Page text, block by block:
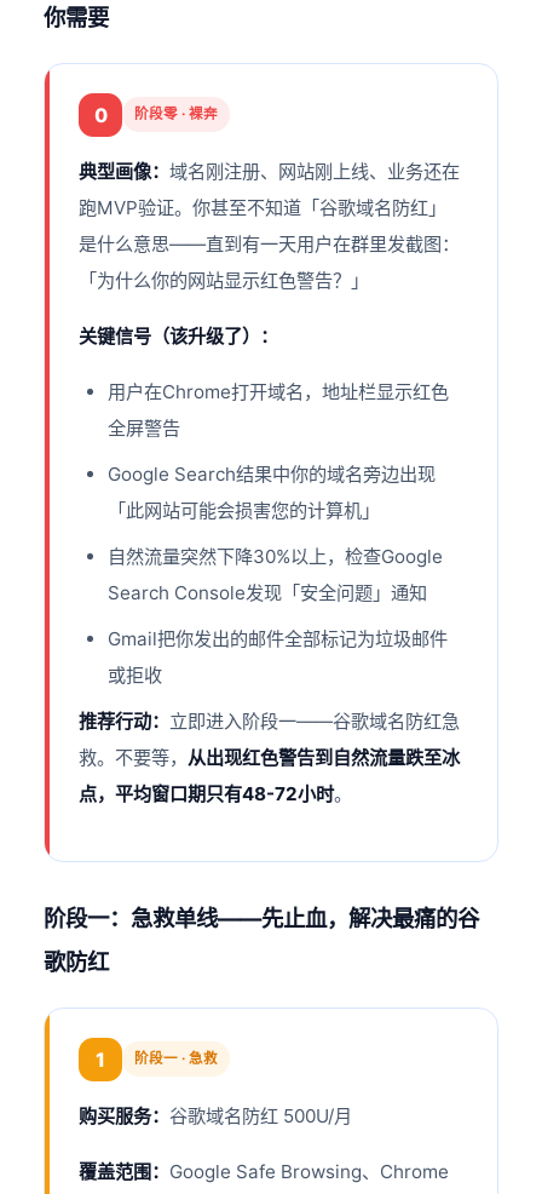
你需要
0 阶段零 · 裸奔
典型画像：域名刚注册、网站刚上线、业务还在
跑MVP验证。你甚至不知道「谷歌域名防红」
是什么意思——直到有一天用户在群里发截图：
「为什么你的网站显示红色警告？」
关键信号（该升级了）：
用户在Chrome打开域名，地址栏显示红色
全屏警告
Google Search结果中你的域名旁边出现
「此网站可能会损害您的计算机」
自然流量突然下降30%以上，检查Google
Search Console发现「安全问题」通知
Gmail把你发出的邮件全部标记为垃圾邮件
或拒收
推荐行动： 立即进入阶段一——谷歌域名防红急
救。不要等， 从出现红色警告到自然流量跌至冰
点，平均窗口期只有48-72小时。
阶段一：急救单线——先止血，解决最痛的谷
歌防红
1 阶段一 · 急救
购买服务： 谷歌域名防红 500U/月
覆盖范围： Google Safe Browsing、Chrome